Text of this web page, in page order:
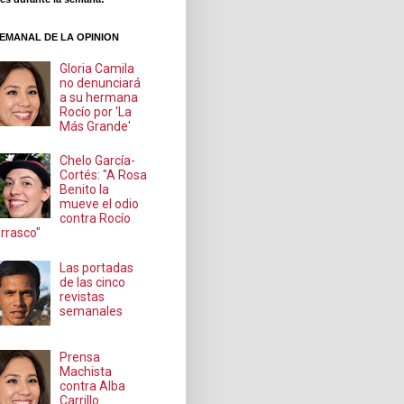
DE LA OPINION
Gloria Camila
no denunciará
a su hermana
Rocío por 'La
Más Grande'
Chelo García-
Cortés: "A Rosa
Benito la
mueve el odio
contra Rocío
Las portadas
de las cinco
revistas
semanales
Prensa
Machista
contra Alba
Carrillo